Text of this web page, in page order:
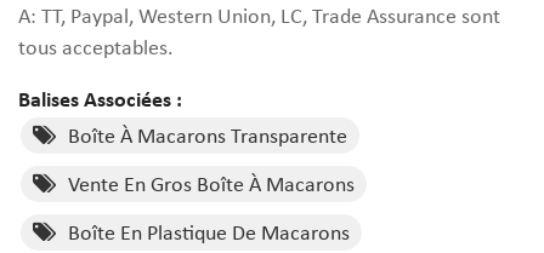
A: TT, Paypal, Western Union, LC, Trade Assurance sont
tous acceptables.
Balises Associées :
Boîte À Macarons Transparente
Vente En Gros Boîte À Macarons
Boîte En Plastique De Macarons